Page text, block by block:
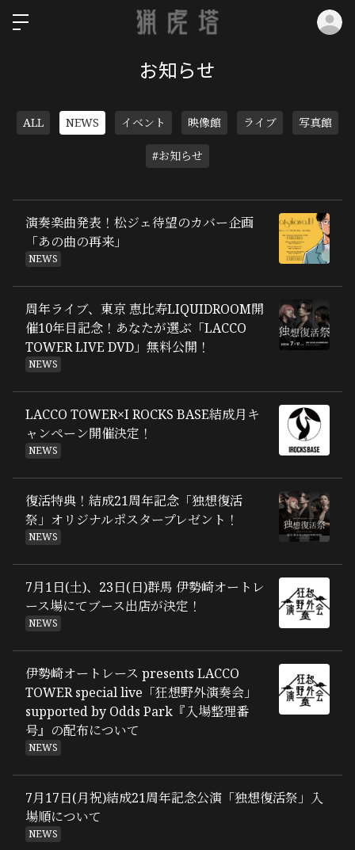
お知らせ
ALL NEWS イベント 映像館 ライブ 写真館
#お知らせ
演奏楽曲発表！松ジェ待望のカバー企画
「あの曲の再来」
NEWS
周年ライブ、東京 恵比寿LIQUIDROOM開
催10年目記念！あなたが選ぶ「LACCO
TOWER LIVE DVD」無料公開！
NEWS
LACCO TOWER×I ROCKS BASE結成月キ
ャンペーン開催決定！
NEWS
復活特典！結成21周年記念「独想復活
祭」オリジナルポスタープレゼント！
NEWS
7月1日(土)、23日(日)群馬 伊勢崎オートレ
ース場にてブース出店が決定！
NEWS
伊勢崎オートレース presents LACCO
TOWER special live「狂想野外演奏会」
supported by Odds Park『入場整理番
号』の配布について
NEWS
7月17日(月祝)結成21周年記念公演「独想復活祭」入
場順について
NEWS